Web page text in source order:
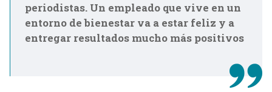
periodistas. Un empleado que vive en un
entorno de bienestar va a estar feliz y a
entregar resultados mucho más positivos